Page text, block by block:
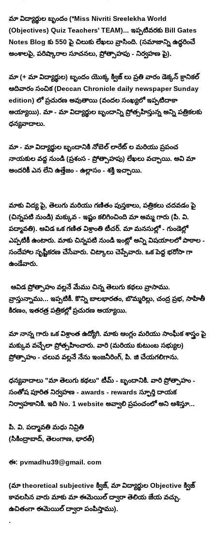
మా విద్యార్థుల బృందం (*Miss Nivriti Sreelekha World
(Objectives) Quiz Teachers' TEAM)... ఇప్పటివరకు Bill Gates
Notes Blog కు 550 పై చిలుకు లేఖలు వ్రాసింది. (సమాజాన్ని ఉద్ధరించే
అంశాలపై, పరిష్కారాల సూచనలు, ప్రోత్సాహపు - నిర్వహణ పై).
మా (+ మా విద్యార్థుల) బృందం యొక్క క్విజ్ లు ప్రతి వారం డెక్కన్ క్రానికల్
ఆదివారం సంచిక (Deccan Chronicle daily newspaper Sunday
edition) లో ప్రచురణ అవుతాయి (వందల సంఖ్యలో ఇప్పటిదాకా
అయ్యాయి). మా - మా విద్యార్థుల బృందాన్ని ప్రోత్సహిస్తున్న అన్ని పత్రికలకు
ధన్యవాదాలు.
మా - మా విద్యార్థుల బృందానికి నోబెల్ లారేట్ ల మరియు ప్రపంచ
నాయకుల వద్ద నుండి (ప్రశంస - ప్రోత్సాహపు) లేఖలు వచ్చాయి. అవి మా
అందరికీ ఎన లేని ఉత్తేజం - ఉల్లాసం - శక్తి ఇచ్చాయి.
మాకు విద్య పై, తెలుగు మరియు గణితం పుస్తకాలు, పత్రికలు చదవడం పై
(చిన్నపటి నుండి) మక్కువ - ఇష్టం కలిగించింది మా అమ్మ గారు (పి. వి.
పద్మావతి). ఆవిడ ఒక గణిత విశ్రాంతి టీచర్. మా మనసుల్లో - గుండెల్లో
ఎప్పటికీ ఉంటారు. మాకు చిన్నపటి నుండి ఇంట్లో అన్ని విషయాలలో పాఠాల -
సందేహాల సృష్టీకరణ చేసేవారు. చిట్కాలు చెప్పేవారు. ఒక పెద్ద భరోసా గా
ఉండేవారు.
ఆవిడ ప్రోత్సాహం వల్లనే మేము చిన్న తెలుగు కథలు వ్రాసాము.
వ్రాస్తున్నాము... ఇప్పటికీ. కొన్ని బాలభారతం, బొమ్మరిల్లు, చంద్ర ప్రభ, సాహితీ
కిరణం, ఇతరత్ర పత్రికల్లో ప్రచురణ అయ్యాయి.
మా నాన్న గారు ఒక విశ్రాంత ఉద్యోగి. మాకు ఆంగ్లం మరియు సాంఘీక శాస్త్రం పై
మక్కువ వచ్చేలా ప్రోత్సహించారు. వారి (మరియు కుటుంబ సభ్యుల)
ప్రోత్సాహం - చలువ వల్లనే నేను ఇంజనీరింగ్, పి. జి చేయగలిగాను.
ధన్యవాదాలు "మా తెలుగు కథలు" టీమ్ - బృందానికి. వారి ప్రోత్సాహం -
సంతోష పూరిత నిర్వహణ - awards - rewards స్ఫూర్తి దాయక
నిర్వాహకానికి. ఇది No. 1 website అవ్వాలి ప్రపంచంలో అని ఆశిస్తూ...
పి. వి. పద్మావతి మధు నివ్రితి
(సికింద్రాబాద్, తెలంగాణ, భారత్)
ఈ: pvmadhu39@gmail. com
(మా theoretical subjective క్విజ్, మా విద్యార్థుల Objective క్విజ్
కావలసిన వారు మాకు మా ఈమెయిల్ ద్వారా తెలియ జేయ వచ్చు.
ఉచితంగా ఈమెయిల్ ద్వారా పంపిస్తాము).
.